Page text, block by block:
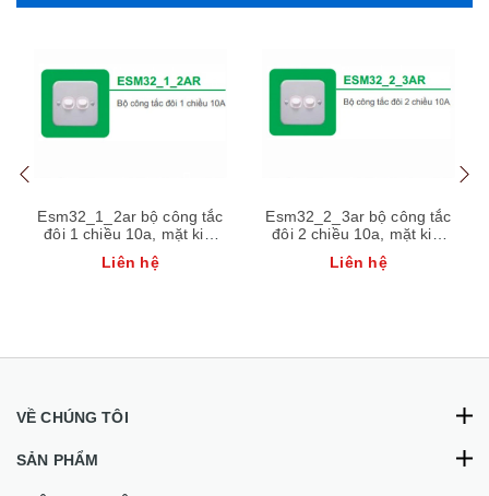
Esm32_1_2ar bộ công tắc
đôi 1 chiều 10a, mặt kim
Liên hệ
Esm32_2_3ar bộ công tắc
đôi 2 chiều 10a, mặt kim
Liên hệ
VỀ CHÚNG TÔI
SẢN PHẨM